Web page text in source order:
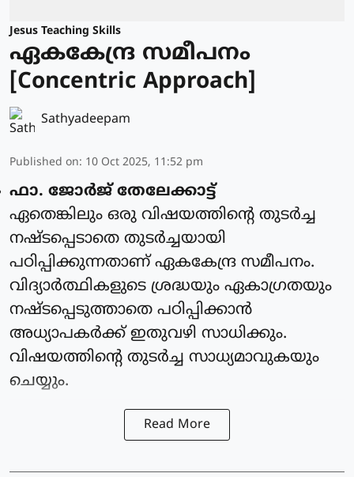
Jesus Teaching Skills
ഏകകേന്ദ്ര സമീപനം
[Concentric Approach]
Sathyadeepam
Published on: 10 Oct 2025, 11:52 pm
ഫാ. ജോര്‍ജ് തേലേക്കാട്ട്‌
ഏതെങ്കിലും ഒരു വിഷയത്തിന്റെ തുടർച്ച
നഷ്ടപ്പെടാതെ തുടർച്ചയായി
പഠിപ്പിക്കുന്നതാണ് ഏകകേന്ദ്ര സമീപനം.
വിദ്യാർത്ഥികളുടെ ശ്രദ്ധയും ഏകാഗ്രതയും
നഷ്ടപ്പെടുത്താതെ പഠിപ്പിക്കാൻ
അധ്യാപകർക്ക് ഇതുവഴി സാധിക്കും.
വിഷയത്തിന്റെ തുടർച്ച സാധ്യമാവുകയും
ചെയ്യും.
Read More